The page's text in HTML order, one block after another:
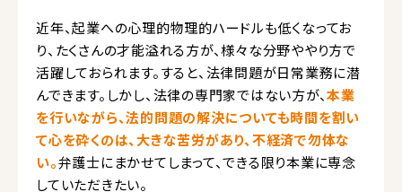
近年、起業への心理的物理的ハードルも低くなってお
り、たくさんの才能溢れる方が、様々な分野ややり方で
活躍しておられます。すると、法律問題が日常業務に潜
んできます。しかし、法律の専門家ではない方が、本業
を行いながら、法的問題の解決についても時間を割い
て心を砕くのは、大きな苦労があり、不経済で勿体な
い。弁護士にまかせてしまって、できる限り本業に専念
していただきたい。